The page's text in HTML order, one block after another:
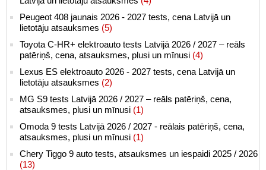
Peugeot 408 jaunais 2026 - 2027 tests, cena Latvijā un
lietotāju atsauksmes (5)
Toyota C-HR+ elektroauto tests Latvijā 2026 / 2027 – reāls
patēriņš, cena, atsauksmes, plusi un mīnusi (4)
Lexus ES elektroauto 2026 - 2027 tests, cena Latvijā un
lietotāju atsauksmes (2)
MG S9 tests Latvijā 2026 / 2027 – reāls patēriņš, cena,
atsauksmes, plusi un mīnusi (1)
Omoda 9 tests Latvijā 2026 / 2027 - reālais patēriņš, cena,
atsauksmes, plusi un mīnusi (1)
Chery Tiggo 9 auto tests, atsauksmes un iespaidi 2025 / 2026
(13)